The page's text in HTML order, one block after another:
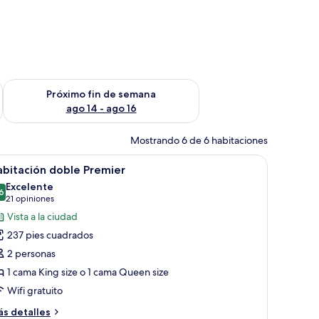
semana ago 7 - ago 9
Próximo fin de semana
ago 14 - ago 16
Consulta la disponibilidad para el próximo fin de semana ago
Mostrando 6 de 6 habitaciones
un escritorio con papeles, una lámpara y un armario.
Un dormitorio con una cama grande, un
6 doble Premier
de 10
Excelente
21 opiniones
(21
opiniones)
Vista a la ciudad
237 pies cuadrados
2 personas
1 cama King size o 1 cama Queen size
Wifi gratuito
detalles